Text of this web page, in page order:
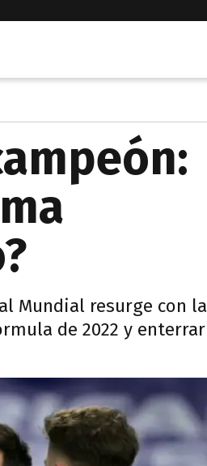
Mundial resurge con la
de 2022 y enterrar